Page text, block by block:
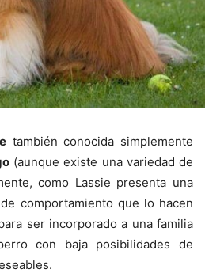
también conocida simplemente
(aunque existe una variedad de
como Lassie presenta una
comportamiento que lo hacen
ser incorporado a una familia
con baja posibilidades de